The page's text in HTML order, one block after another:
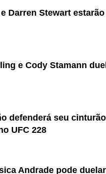
Darren Stewart estarão
e Cody Stamann
defenderá seu
UFC 228
Andrade pode